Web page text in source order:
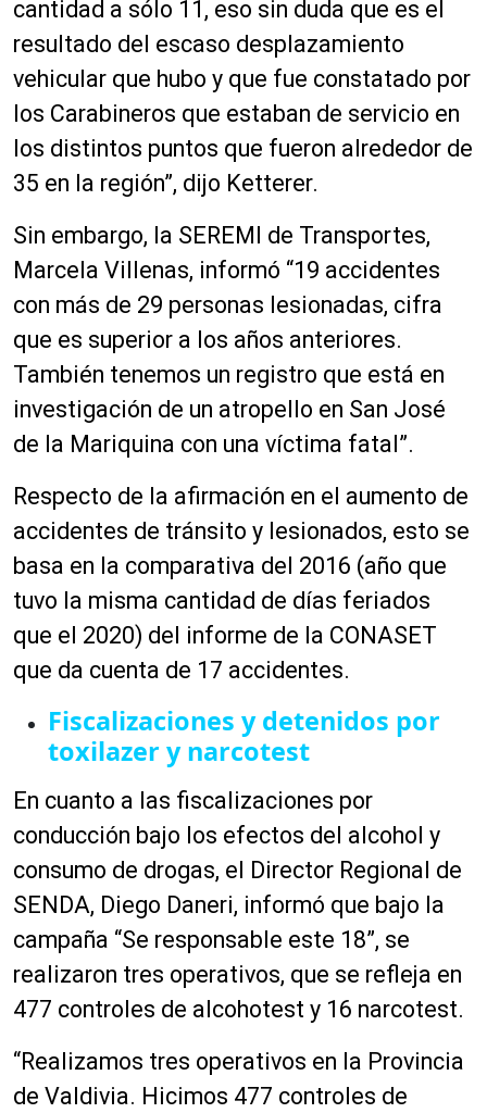
cantidad a sólo 11, eso sin duda que es el
resultado del escaso desplazamiento
vehicular que hubo y que fue constatado por
los Carabineros que estaban de servicio en
los distintos puntos que fueron alrededor de
35 en la región”, dijo Ketterer.
Sin embargo, la SEREMI de Transportes,
Marcela Villenas, informó “19 accidentes
con más de 29 personas lesionadas, cifra
que es superior a los años anteriores.
También tenemos un registro que está en
investigación de un atropello en San José
de la Mariquina con una víctima fatal”.
Respecto de la afirmación en el aumento de
accidentes de tránsito y lesionados, esto se
basa en la comparativa del 2016 (año que
tuvo la misma cantidad de días feriados
que el 2020) del informe de la CONASET
que da cuenta de 17 accidentes.
Fiscalizaciones y detenidos por
toxilazer y narcotest
En cuanto a las fiscalizaciones por
conducción bajo los efectos del alcohol y
consumo de drogas, el Director Regional de
SENDA, Diego Daneri, informó que bajo la
campaña “Se responsable este 18”, se
realizaron tres operativos, que se refleja en
477 controles de alcohotest y 16 narcotest.
“Realizamos tres operativos en la Provincia
de Valdivia. Hicimos 477 controles de